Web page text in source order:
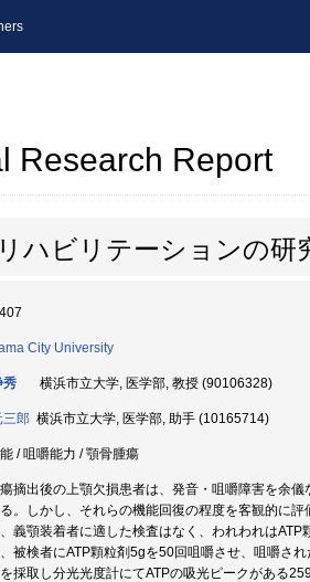
Research Report
ハビリテーションの研
City University
秀 横浜市立大学, 医学部, 教授 (90106328)
三郎 横浜市立大学, 医学部, 助手 (10165714)
/ 咀嚼能力 / 顎骨腫瘍
摘出後の上顎欠損患者は、発音・咀嚼障害を余
。しかし、それらの機能回復の程度を客観的に
義顎装着者に適した検査はなく、われわれはATP
被検者にATP顆粒剤5gを50回咀嚼させ、咀嚼さ
採取し分光光度計にてATPの吸光ピークがある